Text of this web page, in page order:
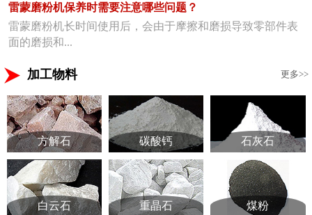
雷蒙磨粉机保养时需要注意哪些问题？
雷蒙磨粉机长时间使用后，会由于摩擦和磨损导致零部件表
面的磨损和...
加工物料 更多>>
方解石 碳酸钙 石灰石
白云石 重晶石 煤粉